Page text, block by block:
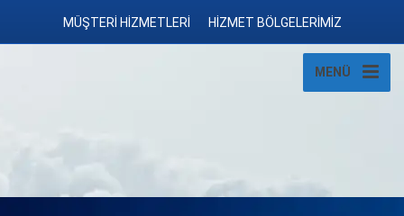
MÜŞTERİ HİZMETLERİ HİZMET BÖLGELERİMİZ
MENÜ